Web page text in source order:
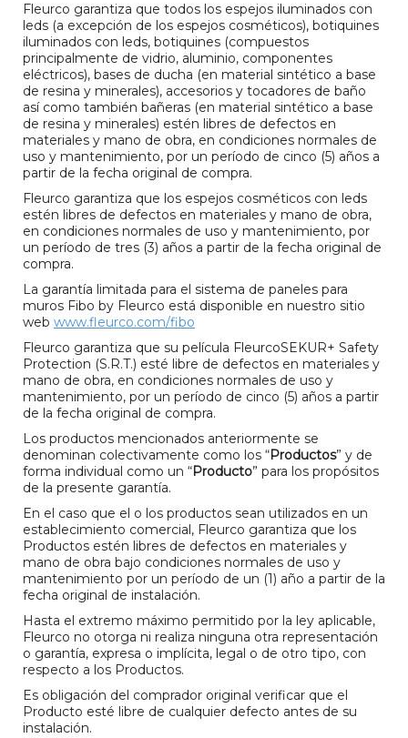
Fleurco garantiza que todos los espejos iluminados con
leds (a excepción de los espejos cosméticos), botiquines
iluminados con leds, botiquines (compuestos
principalmente de vidrio, aluminio, componentes
eléctricos), bases de ducha (en material sintético a base
de resina y minerales), accesorios y tocadores de baño
así como también bañeras (en material sintético a base
de resina y minerales) estén libres de defectos en
materiales y mano de obra, en condiciones normales de
uso y mantenimiento, por un período de cinco (5) años a
partir de la fecha original de compra.
Fleurco garantiza que los espejos cosméticos con leds
estén libres de defectos en materiales y mano de obra,
en condiciones normales de uso y mantenimiento, por
un período de tres (3) años a partir de la fecha original de
compra.
La garantía limitada para el sistema de paneles para
muros Fibo by Fleurco está disponible en nuestro sitio
web www.fleurco.com/fibo
Fleurco garantiza que su película FleurcoSEKUR+ Safety
Protection (S.R.T.) esté libre de defectos en materiales y
mano de obra, en condiciones normales de uso y
mantenimiento, por un período de cinco (5) años a partir
de la fecha original de compra.
Los productos mencionados anteriormente se
denominan colectivamente como los “Productos” y de
forma individual como un “Producto” para los propósitos
de la presente garantía.
En el caso que el o los productos sean utilizados en un
establecimiento comercial, Fleurco garantiza que los
Productos estén libres de defectos en materiales y
mano de obra bajo condiciones normales de uso y
mantenimiento por un período de un (1) año a partir de la
fecha original de instalación.
Hasta el extremo máximo permitido por la ley aplicable,
Fleurco no otorga ni realiza ninguna otra representación
o garantía, expresa o implícita, legal o de otro tipo, con
respecto a los Productos.
Es obligación del comprador original verificar que el
Producto esté libre de cualquier defecto antes de su
instalación.